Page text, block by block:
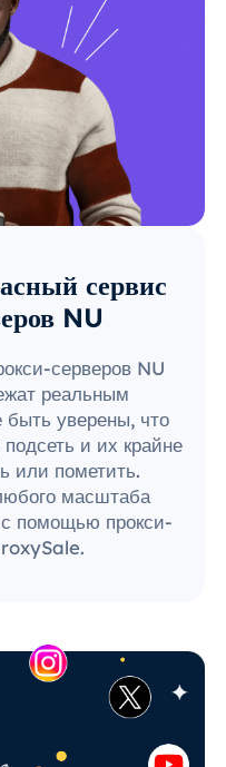
сервис
NU
серверов NU
реальным
уверены, что
и их крайне
или пометить.
масштаба
помощью прокси-